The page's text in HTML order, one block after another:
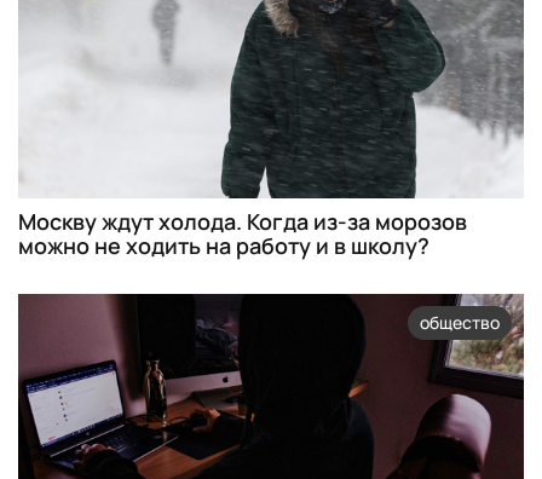
Москву ждут холода. Когда из-за морозов
можно не ходить на работу и в школу?
общество